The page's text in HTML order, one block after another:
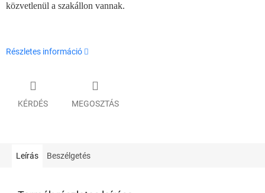
közvetlenül a szakállon vannak.
Részletes információ
KÉRDÉS MEGOSZTÁS
Leírás Beszélgetés